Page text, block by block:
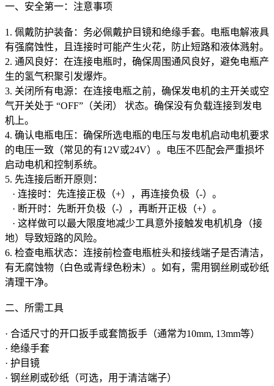
一、安全第一：注意事项
1. 佩戴防护装备：务必佩戴护目镜和绝缘手套。电瓶电解液具
有强腐蚀性，且连接时可能产生火花，防止短路和液体溅射。
2. 通风良好：在连接电瓶时，确保周围通风良好，避免电瓶产
生的氢气积聚引发爆炸。
3. 关闭所有电源：在连接电瓶之前，确保发电机的主开关或空
气开关处于 “OFF”（关闭） 状态。确保没有负载连接到发电
机上。
4. 确认电瓶电压：确保所选电瓶的电压与发电机启动电机要求
的电压一致（常见的有12V或24V）。电压不匹配会严重损坏
启动电机和控制系统。
5. 先连接后断开原则：
· 连接时：先连接正极（+），再连接负极（-）。
· 断开时：先断开负极（-），再断开正极（+）。
· 这样做可以最大限度地减少工具意外接触发电机机身（接
地）导致短路的风险。
6. 检查电瓶状态：连接前检查电瓶桩头和接线端子是否清洁，
有无腐蚀物（白色或青绿色粉末）。如有，需用钢丝刷或砂纸
清理干净。
二、所需工具
· 合适尺寸的开口扳手或套筒扳手（通常为10mm, 13mm等）
· 绝缘手套
· 护目镜
· 钢丝刷或砂纸（可选，用于清洁端子）